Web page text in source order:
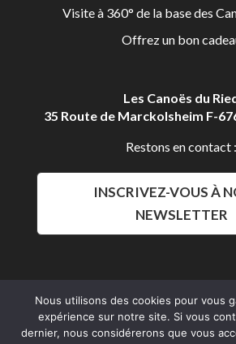
Visite à 360° de la base des
Offrez un bon
Les Canoës du
35 Route de Marckolsheim F-
Restons en contact :
INSCRIVEZ-VOUS À
NEWSLETTER
Aldalys
Nous utilisons des cookies pour vous
expérience sur notre site. Si vous
dernier, nous considérerons que vous